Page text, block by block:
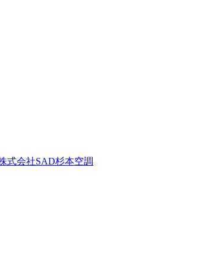
式会社SAD杉本空調